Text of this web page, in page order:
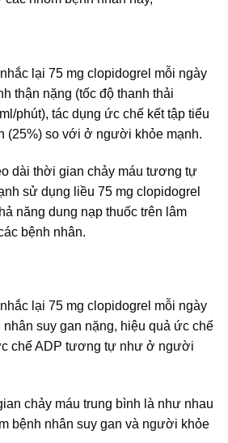
lại 75 mg clopidogrel mỗi ngày
thận nặng (tốc độ thanh thải
phút), tác dụng ức chế kết tập tiểu
(25%) so với ở người khỏe mạnh.
dài thời gian chảy máu tương tự
sử dụng liều 75 mg clopidogrel
năng dung nạp thuốc trên lâm
bệnh nhân.
lại 75 mg clopidogrel mỗi ngày
suy gan nặng, hiệu quả ức chế
chế ADP tương tự như ở người
chảy máu trung bình là như nhau
bệnh nhân suy gan và người khỏe